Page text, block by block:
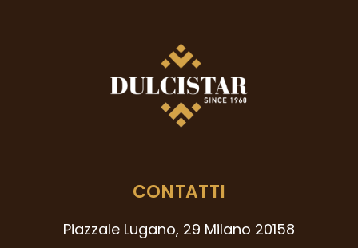
CONTATTI
Piazzale Lugano, 29 Milano 20158